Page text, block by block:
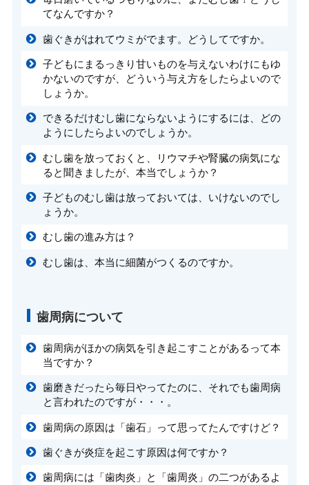
てなんですか？
歯ぐきがはれてウミがでます。どうしてですか。
子どもにまるっきり甘いものを与えないわけにもゆ
かないのですが、どういう与え方をしたらよいので
しょうか。
できるだけむし歯にならないようにするには、どの
ようにしたらよいのでしょうか。
むし歯を放っておくと、リウマチや腎臓の病気にな
ると聞きましたが、本当でしょうか？
子どものむし歯は放っておいては、いけないのでし
ょうか。
むし歯の進み方は？
むし歯は、本当に細菌がつくるのですか。
歯周病について
歯周病がほかの病気を引き起こすことがあるって本
当ですか？
歯磨きだったら毎日やってたのに、それでも歯周病
と言われたのですが・・・。
歯周病の原因は「歯石」って思ってたんですけど？
歯ぐきが炎症を起こす原因は何ですか？
歯周病には「歯肉炎」と「歯周炎」の二つがあるよ